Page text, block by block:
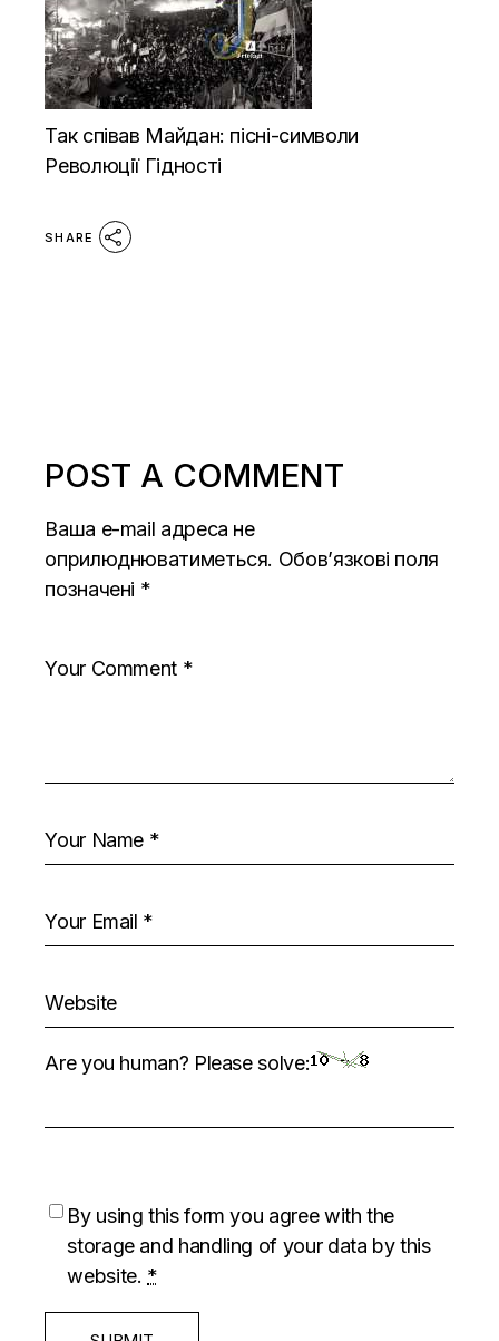
Так співав Майдан: пісні-символи
Революції Гідності
SHARE
POST A COMMENT
Ваша e-mail адреса не
оприлюднюватиметься. Обов’язкові поля
позначені *
Are you human? Please solve:
By using this form you agree with the
storage and handling of your data by this
website. *